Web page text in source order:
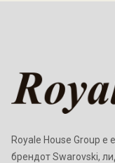
Royale House Group е
брендот Swarovski,